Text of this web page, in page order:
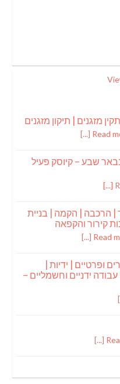
מזגנים | תיקון מזגנים
Read
שבע – קיוסק פעיל
| הרכבה | הקמה | בניית
קירור והקפאה
Read
ופרטיים | ידיות |
עבודה ידניים וחשמליים –